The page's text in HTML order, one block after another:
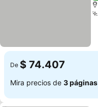
De $ 74.407
Mira precios de 3 páginas